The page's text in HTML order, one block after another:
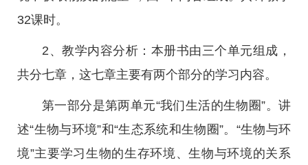
32课时。
2、教学内容分析：本册书由三个单元组成，
共分七章，这七章主要有两个部分的学习内容。
第一部分是第两单元“我们生活的生物圈”。讲
述“生物与环境”和“生态系统和生物圈”。“生物与环
境”主要学习生物的生存环境、生物与环境的关系